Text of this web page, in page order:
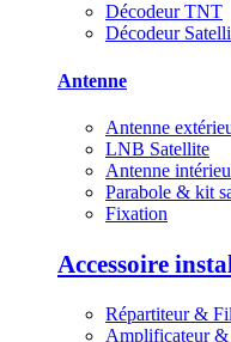
Décodeur TNT
Décodeur
Antenne
Antenne
LNB Satellite
Antenne
Parabole & kit
Fixation
Accessoire
Répartiteur &
Amplificateur &